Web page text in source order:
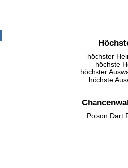
höchster
höchste
höchster
höchste
Poison Dart